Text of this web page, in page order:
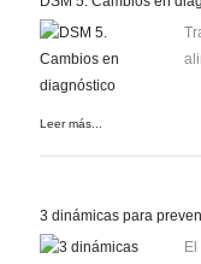
Leer más...
3 dinámicas para